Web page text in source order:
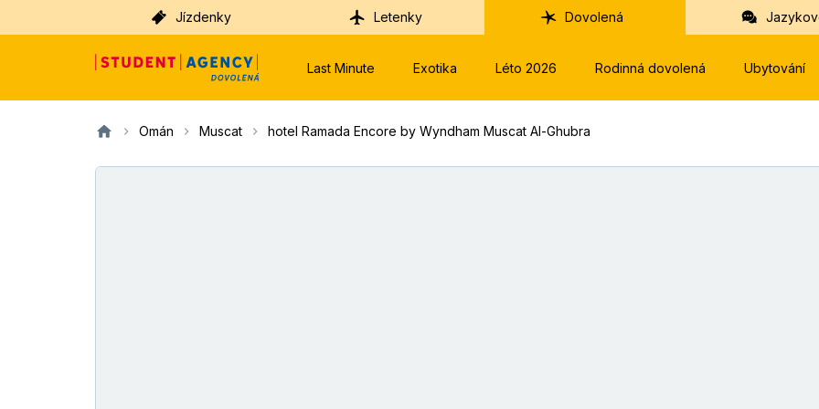
Jízdenky Letenky Dovolená
Last Minute Exotika Léto 2026 Rodinná dovolená Ubytování
Omán Muscat hotel Ramada Encore by Wyndham Muscat Al-Ghubra